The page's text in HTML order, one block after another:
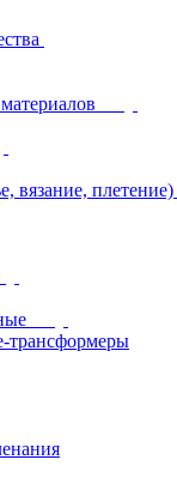
вязание, плетение)
трансформеры